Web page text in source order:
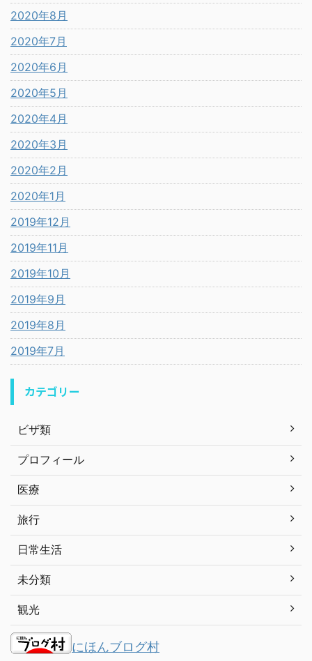
2020年8月
2020年7月
2020年6月
2020年5月
2020年4月
2020年3月
2020年2月
2020年1月
2019年12月
2019年11月
2019年10月
2019年9月
2019年8月
2019年7月
カテゴリー
ビザ類
プロフィール
医療
旅行
日常生活
未分類
観光
にほんブログ村